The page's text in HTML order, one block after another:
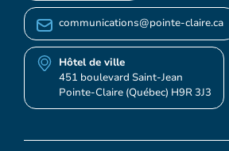
communications@pointe-claire.ca
Hôtel de ville
451 boulevard Saint-Jean
Pointe-Claire (Québec) H9R 3J3